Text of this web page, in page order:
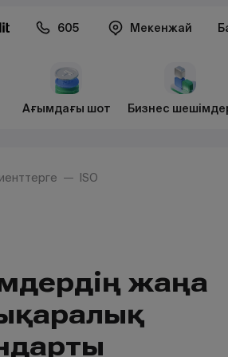
605 Мекенжай
Ағымдағы шот Бизнес
ISO
жаңа